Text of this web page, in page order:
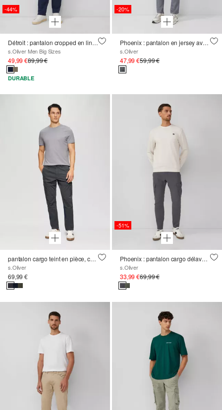
-44%
Détroit : pantalon cropped en lin mélangé à la coupe décontractée
s.Oliver Men Big Sizes
49,99 €89,99 €
DURABLE
-20%
Phoenix : pantalon en jersey avec ceinture élastique
s.Oliver
47,99 €59,99 €
pantalon cargo teint en pièce, coupe Straight Leg
s.Oliver
69,99 €
-51%
Phoenix : pantalon cargo délavé en coton mélangé
s.Oliver
33,99 €69,99 €